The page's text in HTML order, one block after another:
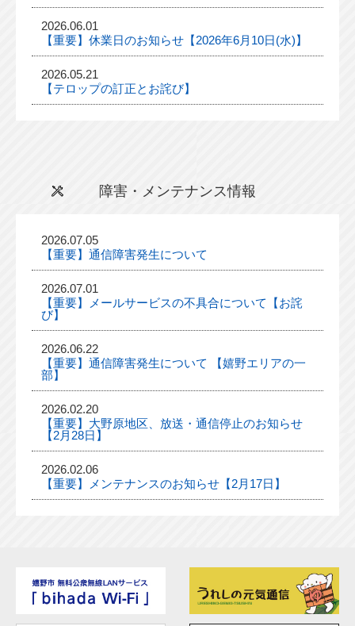
2026.06.01
【重要】休業日のお知らせ【2026年6月10日(水)】
2026.05.21
【テロップの訂正とお詫び】
障害・メンテナンス情報
2026.07.05
【重要】通信障害発生について
2026.07.01
【重要】メールサービスの不具合について【お詫
び】
2026.06.22
【重要】通信障害発生について 【嬉野エリアの一
部】
2026.02.20
【重要】大野原地区、放送・通信停止のお知らせ
【2月28日】
2026.02.06
【重要】メンテナンスのお知らせ【2月17日】